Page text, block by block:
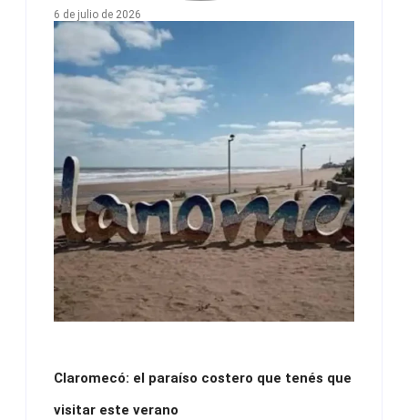
6 de julio de 2026
Claromecó: el paraíso costero que tenés que
visitar este verano